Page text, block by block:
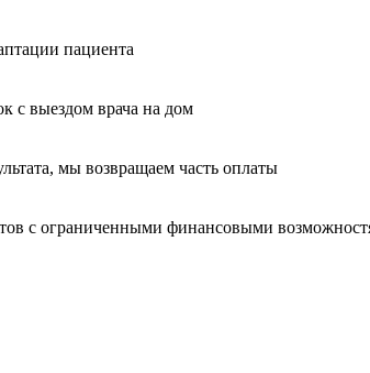
пациента
с выездом врача на дом
мы возвращаем часть оплаты
с ограниченными финансовыми